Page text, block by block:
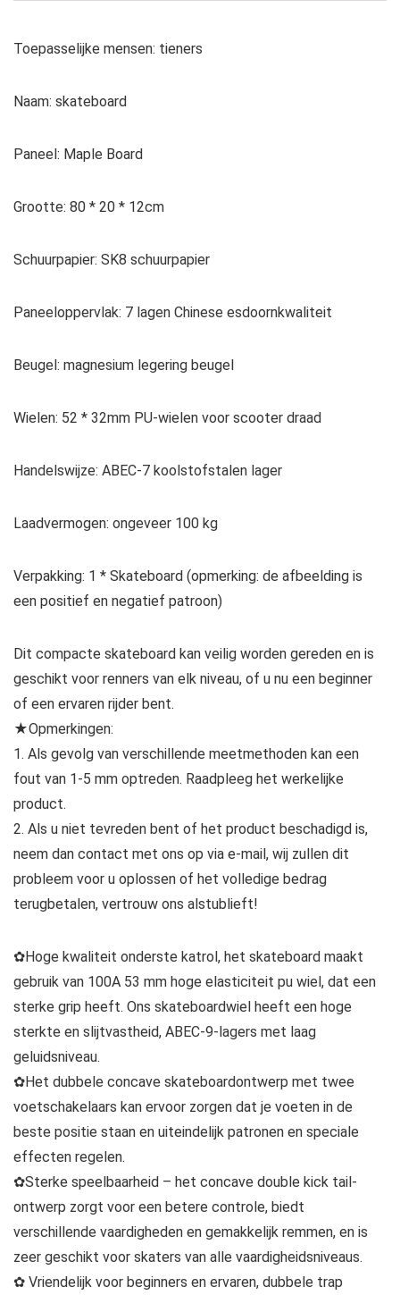
Toepasselijke mensen: tieners
Naam: skateboard
Paneel: Maple Board
Grootte: 80 * 20 * 12cm
Schuurpapier: SK8 schuurpapier
Paneeloppervlak: 7 lagen Chinese esdoornkwaliteit
Beugel: magnesium legering beugel
Wielen: 52 * 32mm PU-wielen voor scooter draad
Handelswijze: ABEC-7 koolstofstalen lager
Laadvermogen: ongeveer 100 kg
Verpakking: 1 * Skateboard (opmerking: de afbeelding is
een positief en negatief patroon)
Dit compacte skateboard kan veilig worden gereden en is
geschikt voor renners van elk niveau, of u nu een beginner
of een ervaren rijder bent.
★Opmerkingen:
1. Als gevolg van verschillende meetmethoden kan een
fout van 1-5 mm optreden. Raadpleeg het werkelijke
product.
2. Als u niet tevreden bent of het product beschadigd is,
neem dan contact met ons op via e-mail, wij zullen dit
probleem voor u oplossen of het volledige bedrag
terugbetalen, vertrouw ons alstublieft!
✿Hoge kwaliteit onderste katrol, het skateboard maakt
gebruik van 100A 53 mm hoge elasticiteit pu wiel, dat een
sterke grip heeft. Ons skateboardwiel heeft een hoge
sterkte en slijtvastheid, ABEC-9-lagers met laag
geluidsniveau.
✿Het dubbele concave skateboardontwerp met twee
voetschakelaars kan ervoor zorgen dat je voeten in de
beste positie staan ​​en uiteindelijk patronen en speciale
effecten regelen.
✿Sterke speelbaarheid – het concave double kick tail-
ontwerp zorgt voor een betere controle, biedt
verschillende vaardigheden en gemakkelijk remmen, en is
zeer geschikt voor skaters van alle vaardigheidsniveaus.
✿ Vriendelijk voor beginners en ervaren, dubbele trap